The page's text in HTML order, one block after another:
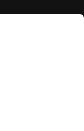
SANTO